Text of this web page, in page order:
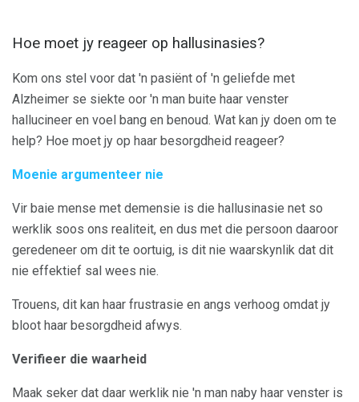
Hoe moet jy reageer op hallusinasies?
Kom ons stel voor dat 'n pasiënt of 'n geliefde met
Alzheimer se siekte oor 'n man buite haar venster
hallucineer en voel bang en benoud. Wat kan jy doen om te
help? Hoe moet jy op haar besorgdheid reageer?
Moenie argumenteer nie
Vir baie mense met demensie is die hallusinasie net so
werklik soos ons realiteit, en dus met die persoon daaroor
geredeneer om dit te oortuig, is dit nie waarskynlik dat dit
nie effektief sal wees nie.
Trouens, dit kan haar frustrasie en angs verhoog omdat jy
bloot haar besorgdheid afwys.
Verifieer die waarheid
Maak seker dat daar werklik nie 'n man naby haar venster is